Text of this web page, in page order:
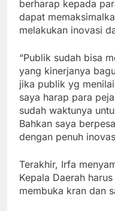
berharap kepada
dapat
melakukan inovasi
“Publik sudah bisa
yang kinerjanya
jika publik yg
saya harap para
sudah waktunya
Bahkan saya
dengan penuh
Terakhir, Irfa
Kepala Daerah
membuka kran dan